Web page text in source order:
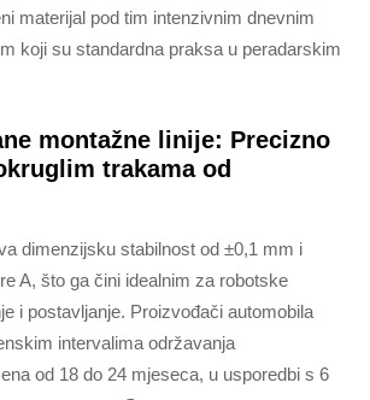
materijal pod tim intenzivnim dnevnim
koji su standardna praksa u peradarskim
montažne linije: Precizno
trakama od
dimenzijsku stabilnost od ±0,1 mm i
A, što ga čini idealnim za robotske
i postavljanje. Proizvođači automobila
intervalima održavanja
od 18 do 24 mjeseca, u usporedbi s 6